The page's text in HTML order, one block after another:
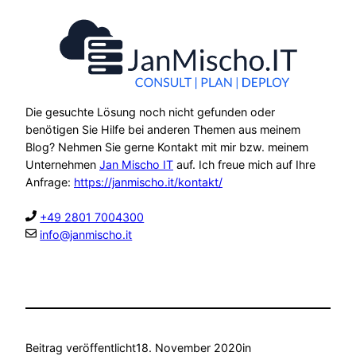
Die gesuchte Lösung noch nicht gefunden oder
benötigen Sie Hilfe bei anderen Themen aus meinem
Blog? Nehmen Sie gerne Kontakt mit mir bzw. meinem
Unternehmen Jan Mischo IT auf. Ich freue mich auf Ihre
Anfrage: https://janmischo.it/kontakt/
+49 2801 7004300
info@janmischo.it
Beitrag veröffentlicht18. November 2020in